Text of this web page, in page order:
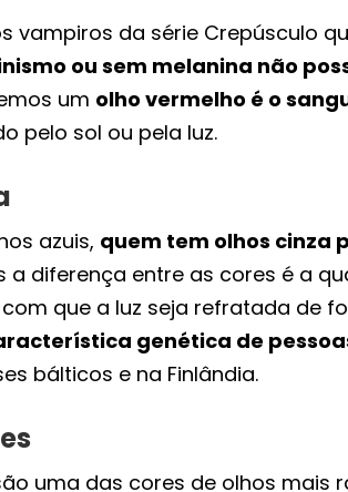
vampiros da série Crepúsculo
ou sem melanina não
um olho vermelho é o
pelo sol ou pela luz.
azuis, quem tem olhos cinza
a diferença entre as cores é a
que a luz seja refratada de
genética de
bálticos e na Finlândia.
uma das cores de olhos mais